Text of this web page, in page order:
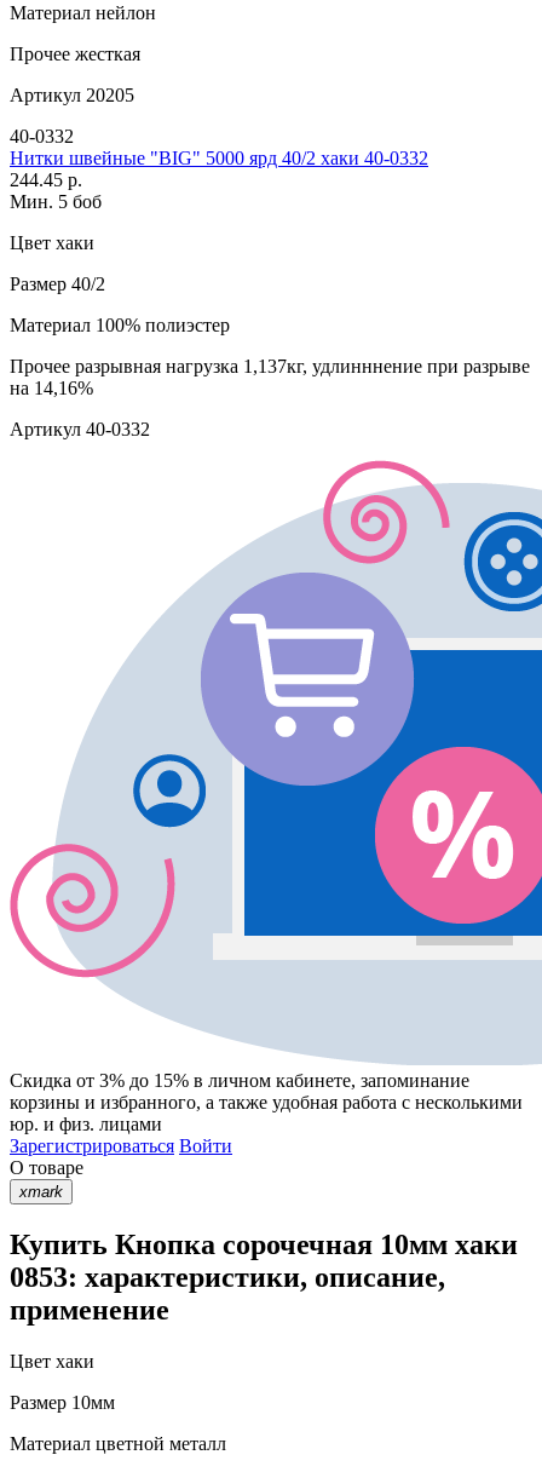
Материал нейлон
Прочее жесткая
Артикул 20205
40-0332
Нитки швейные "BIG" 5000 ярд 40/2 хаки 40-0332
244.45 р.
Мин. 5 боб
Цвет хаки
Размер 40/2
Материал 100% полиэстер
Прочее разрывная нагрузка 1,137кг, удлинннение при разрыве
на 14,16%
Артикул 40-0332
Скидка от 3% до 15% в личном кабинете, запоминание
корзины и избранного, а также удобная работа с несколькими
юр. и физ. лицами
Зарегистрироваться Войти
О товаре
xmark
Купить Кнопка сорочечная 10мм хаки
0853: характеристики, описание,
применение
Цвет хаки
Размер 10мм
Материал цветной металл